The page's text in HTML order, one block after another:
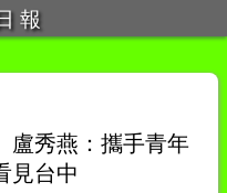
報
秀燕：攜手青年
見台中